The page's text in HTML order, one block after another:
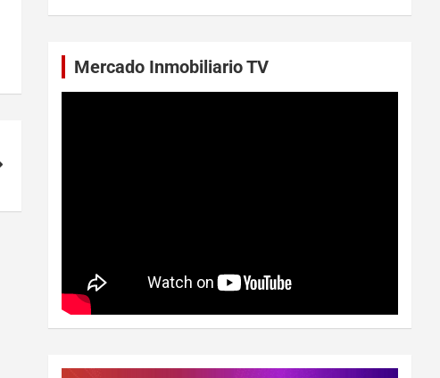
Mercado Inmobiliario TV